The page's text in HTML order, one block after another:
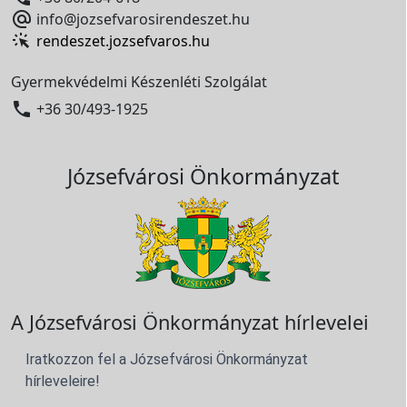
 info@jozsefvarosirendeszet.hu
rendeszet.jozsefvaros.hu
Gyermekvédelmi Készenléti Szolgálat
 +36 30/493-1925
Józsefvárosi Önkormányzat
A Józsefvárosi Önkormányzat hírlevelei
Iratkozzon fel a Józsefvárosi Önkormányzat
hírleveleire!